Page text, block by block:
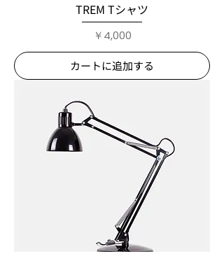
TREM Tシャツ
価格
￥4,000
カートに追加する